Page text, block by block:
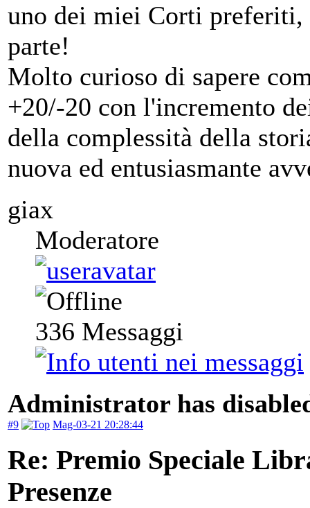
uno dei miei Corti preferiti,
parte!
Molto curioso di sapere
+20/-20 con l'incremento
della complessità della
nuova ed entusiasmante
giax
Moderatore
336 Messaggi
Administrator has
#9 Mag-03-21 20:28:44
Re: Premio Speciale
Presenze